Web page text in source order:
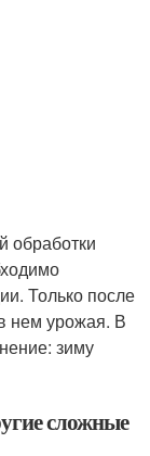
обработки
Только после
нем урожая. В
зиму
сложные